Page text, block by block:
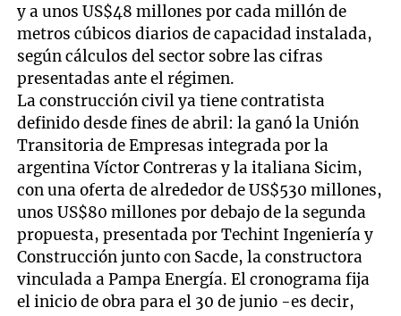
y a unos US$48 millones por cada millón de
metros cúbicos diarios de capacidad instalada,
según cálculos del sector sobre las cifras
presentadas ante el régimen.
La construcción civil ya tiene contratista
definido desde fines de abril: la ganó la Unión
Transitoria de Empresas integrada por la
argentina Víctor Contreras y la italiana Sicim,
con una oferta de alrededor de US$530 millones,
unos US$80 millones por debajo de la segunda
propuesta, presentada por Techint Ingeniería y
Construcción junto con Sacde, la constructora
vinculada a Pampa Energía. El cronograma fija
el inicio de obra para el 30 de junio -es decir,